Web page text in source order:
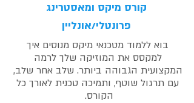
קורס מיקס ומאסטרינג
פרונטלי/אונליין
בוא ללמוד מטכנאי מיקס מנוסים איך
למקסס את המוזיקה שלך לרמה
המקצועית הגבוהה ביותר. שלב אחר שלב,
עם תרגול שוטף, ותמיכה טכנית לאורך כל
הקורס.